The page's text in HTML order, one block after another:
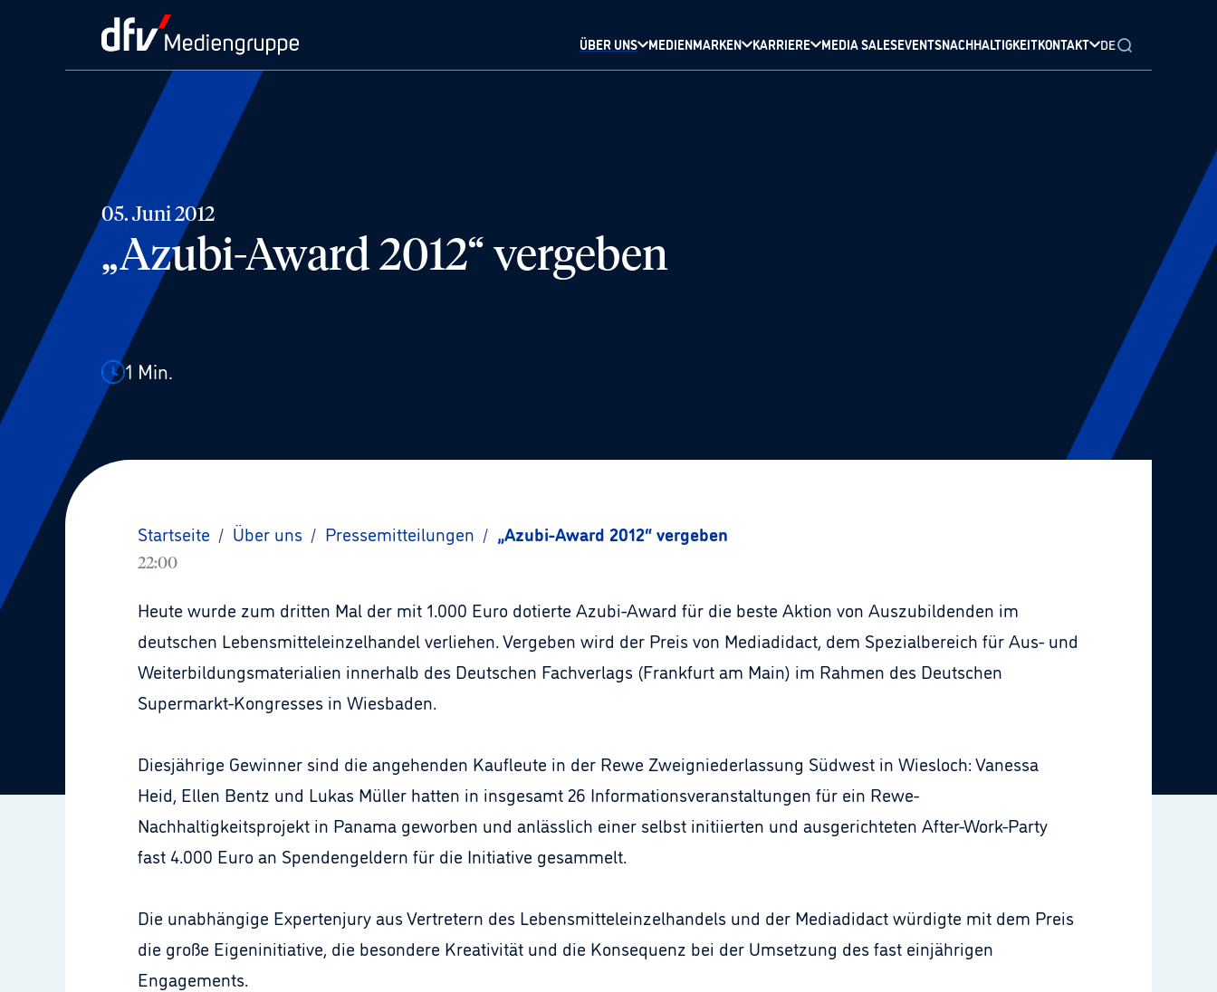
ÜBER UNS MEDIENMARKEN KARRIERE MEDIA SALESEVENTSNACHHALTIGKEITKONTAKT DE
05. Juni 2012
„Azubi-Award 2012“ vergeben
1 Min.
Startseite / Über uns / Pressemitteilungen / „Azubi-Award 2012“ vergeben
22:00
Heute wurde zum dritten Mal der mit 1.000 Euro dotierte Azubi-Award für die beste Aktion von Auszubildenden im
deutschen Lebensmitteleinzelhandel verliehen. Vergeben wird der Preis von Mediadidact, dem Spezialbereich für Aus- und
Weiterbildungsmaterialien innerhalb des Deutschen Fachverlags (Frankfurt am Main) im Rahmen des Deutschen
Supermarkt-Kongresses in Wiesbaden.
Diesjährige Gewinner sind die angehenden Kaufleute in der Rewe Zweigniederlassung Südwest in Wiesloch: Vanessa
Heid, Ellen Bentz und Lukas Müller hatten in insgesamt 26 Informationsveranstaltungen für ein Rewe-
Nachhaltigkeitsprojekt in Panama geworben und anlässlich einer selbst initiierten und ausgerichteten After-Work-Party
fast 4.000 Euro an Spendengeldern für die Initiative gesammelt.
Die unabhängige Expertenjury aus Vertretern des Lebensmitteleinzelhandels und der Mediadidact würdigte mit dem Preis
die große Eigeninitiative, die besondere Kreativität und die Konsequenz bei der Umsetzung des fast einjährigen
Engagements.